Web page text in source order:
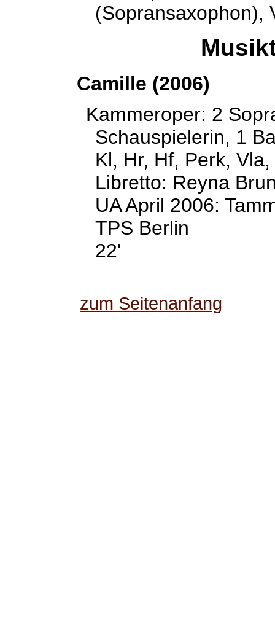
(Sopransaxophon),
Camille (2006)
Kammeroper: 2
Schauspielerin, 1
Kl, Hr, Hf, Perk,
Libretto: Reyna
UA April 2006:
TPS Berlin
22'
zum Seitenanfang